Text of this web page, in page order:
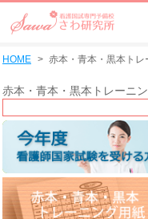
HOME 赤本・青本・黒本ト
赤本・青本・黒本トレーニ